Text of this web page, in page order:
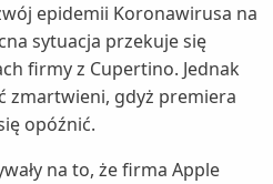
epidemii Koronawirusa na
sytuacja przekuje się
firmy z Cupertino. Jednak
zmartwieni, gdyż premiera
opóźnić.
na to, że firma Apple